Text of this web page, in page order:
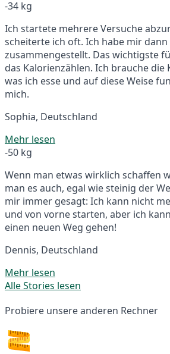
-34 kg
Ich startete mehrere Versuche
scheiterte ich oft. Ich habe mir
zusammengestellt. Das wichtigste
das Kalorienzählen. Ich brauche die
was ich esse und auf diese Weise
mich.
Sophia, Deutschland
Mehr lesen
-50 kg
Wenn man etwas wirklich schaffen
man es auch, egal wie steinig der
mir immer gesagt: Ich kann nicht
und von vorne starten, aber ich
einen neuen Weg gehen!
Dennis, Deutschland
Mehr lesen
Alle Stories lesen
Probiere unsere anderen Rechner